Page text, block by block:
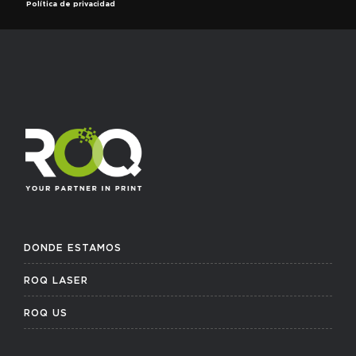
Política de privacidad
DONDE ESTAMOS
ROQ LASER
ROQ US